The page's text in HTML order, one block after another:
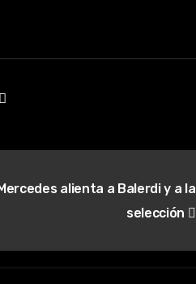
alienta a Balerdi y a la
selección